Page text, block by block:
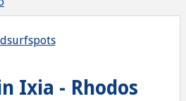
Ixia - Rhodos